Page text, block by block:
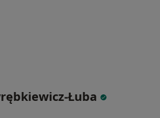
Łuba